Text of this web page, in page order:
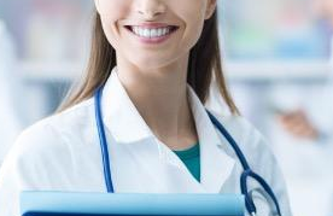
Chikungunya, dengue,
West Nile : que se passe-
t-il dans le sud de la
France ?
Les médicaments GLP-1
protègent-ils aussi les os
?